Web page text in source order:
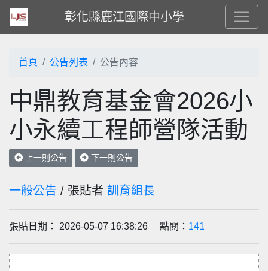
彰化縣鹿江國際中小學
首頁 公告列表 公告內容
中鼎教育基金會2026小
小永續工程師營隊活動
上一則公告 下一則公告
一般公告 / 張貼者 訓育組長
張貼日期： 2026-05-07 16:38:26 點閱： 141